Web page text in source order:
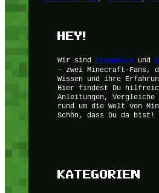
HEY!
Wir sind StoneFoxxund
– zwei Minecraft-Fans,
Wissen und ihre
Hier findest Du
Anleitungen, Vergleiche
rund um die Welt von
Schön, dass Du da bist!
KATEGORIEN